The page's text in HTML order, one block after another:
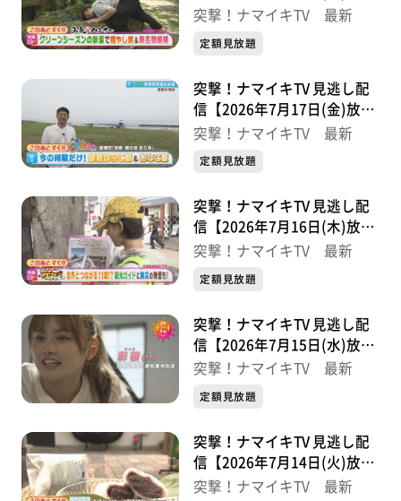
分】
突撃！ナマイキTV 最新
定額見放題
突撃！ナマイキTV 見逃し配
信【2026年7月17日(金)放送
分】
突撃！ナマイキTV 最新
定額見放題
突撃！ナマイキTV 見逃し配
信【2026年7月16日(木)放送
分】
突撃！ナマイキTV 最新
定額見放題
突撃！ナマイキTV 見逃し配
信【2026年7月15日(水)放送
分】
突撃！ナマイキTV 最新
定額見放題
突撃！ナマイキTV 見逃し配
信【2026年7月14日(火)放送
分】
突撃！ナマイキTV 最新